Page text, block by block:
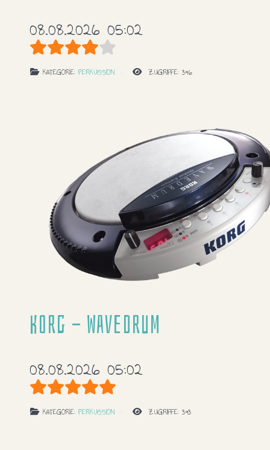
08.08.2026 05:02
Bewertung: 4/
KATEGORIE: PERKUSSION ZUGRIFFE: 396
Korg - Wavedrum
08.08.2026 05:02
Bewertung:5/
KATEGORIE: PERKUSSION ZUGRIFFE: 393